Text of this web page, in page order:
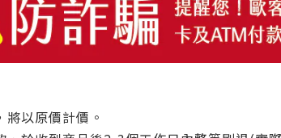
以原價計價。